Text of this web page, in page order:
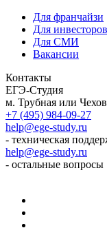
Для франчайзи
Для инвесторов
Для СМИ
Вакансии
Контакты
ЕГЭ-Студия
м. Трубная или
+7 (495) 984-09-27
help@ege-study.ru
- техническая
help@ege-study.ru
- остальные вопросы